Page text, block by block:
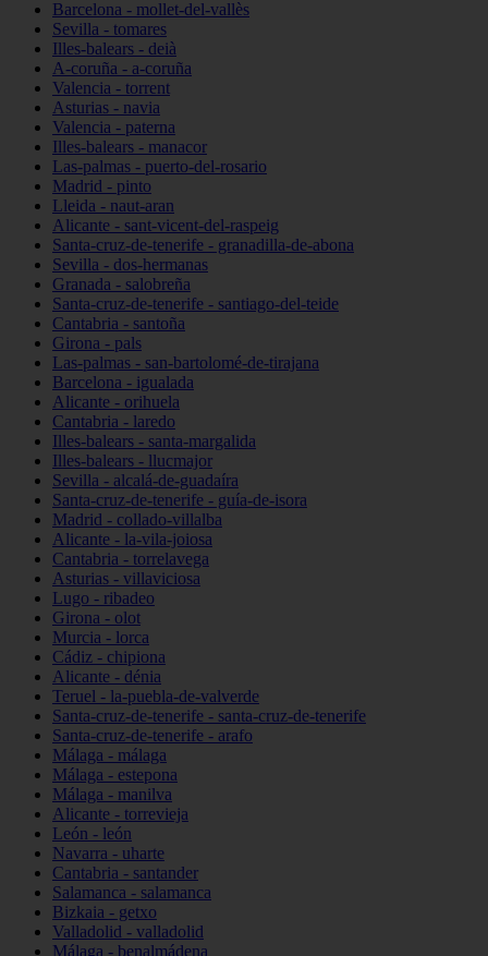
Barcelona - mollet-del-vallès
Sevilla - tomares
Illes-balears - deià
A-coruña - a-coruña
Valencia - torrent
Asturias - navia
Valencia - paterna
Illes-balears - manacor
Las-palmas - puerto-del-rosario
Madrid - pinto
Lleida - naut-aran
Alicante - sant-vicent-del-raspeig
Santa-cruz-de-tenerife - granadilla-de-abona
Sevilla - dos-hermanas
Granada - salobreña
Santa-cruz-de-tenerife - santiago-del-teide
Cantabria - santoña
Girona - pals
Las-palmas - san-bartolomé-de-tirajana
Barcelona - igualada
Alicante - orihuela
Cantabria - laredo
Illes-balears - santa-margalida
Illes-balears - llucmajor
Sevilla - alcalá-de-guadaíra
Santa-cruz-de-tenerife - guía-de-isora
Madrid - collado-villalba
Alicante - la-vila-joiosa
Cantabria - torrelavega
Asturias - villaviciosa
Lugo - ribadeo
Girona - olot
Murcia - lorca
Cádiz - chipiona
Alicante - dénia
Teruel - la-puebla-de-valverde
Santa-cruz-de-tenerife - santa-cruz-de-tenerife
Santa-cruz-de-tenerife - arafo
Málaga - málaga
Málaga - estepona
Málaga - manilva
Alicante - torrevieja
León - león
Navarra - uharte
Cantabria - santander
Salamanca - salamanca
Bizkaia - getxo
Valladolid - valladolid
Málaga - benalmádena